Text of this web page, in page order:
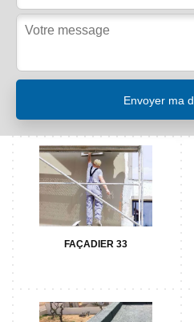
FAÇADIER 33